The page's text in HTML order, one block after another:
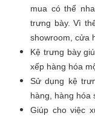
mua có thể
trưng bày. Vì
showroom, cửa
Kệ trưng bày
xếp hàng hóa
Sử dụng kệ
hàng, hàng hóa
Giúp cho việc